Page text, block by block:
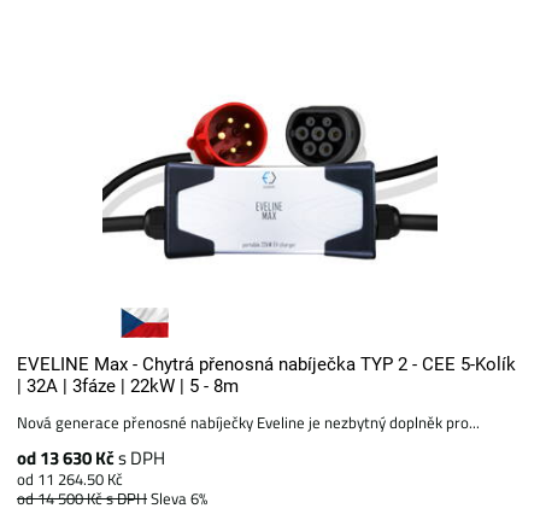
EVELINE Max - Chytrá přenosná nabíječka TYP 2 - CEE 5-Kolík
| 32A | 3fáze | 22kW | 5 - 8m
Nová generace přenosné nabíječky Eveline je nezbytný doplněk pro...
od 13 630 Kčs DPH
od 11 264.50 Kč
od 14 500 Kčs DPHSleva 6%